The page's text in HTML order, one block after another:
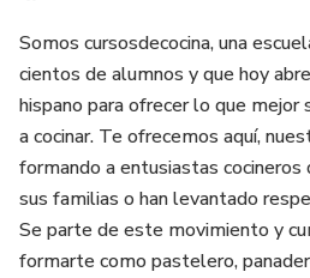
Somos cursosdecocina, una
cientos de alumnos y que hoy
hispano para ofrecer lo que mejor
a cocinar. Te ofrecemos aquí,
formando a entusiastas cocineros
sus familias o han levantado
Se parte de este movimiento y
formarte como pastelero,